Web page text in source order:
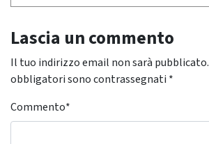
Lascia un commento
Il tuo indirizzo email non sarà pubblicato.
obbligatori sono contrassegnati *
Commento*